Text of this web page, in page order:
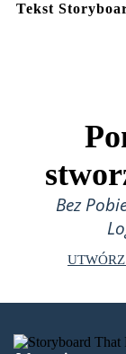
Tekst
Bez